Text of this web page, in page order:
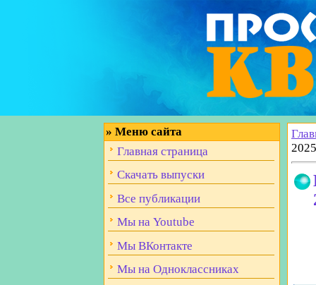
» Меню сайта
Главная страница
Скачать выпуски
Все публикации
Мы на Youtube
Мы ВКонтакте
Мы на Одноклассниках